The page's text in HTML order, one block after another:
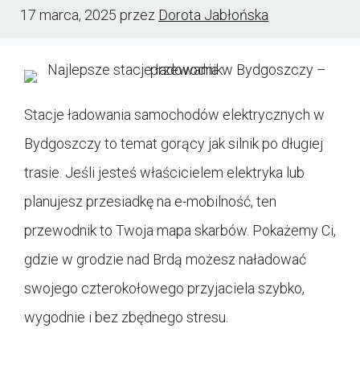
17 marca, 2025 przez Dorota Jabłońska
Stacje ładowania samochodów elektrycznych w
Bydgoszczy to temat gorący jak silnik po długiej
trasie. Jeśli jesteś właścicielem elektryka lub
planujesz przesiadkę na e-mobilność, ten
przewodnik to Twoja mapa skarbów. Pokażemy Ci,
gdzie w grodzie nad Brdą możesz naładować
swojego czterokołowego przyjaciela szybko,
wygodnie i bez zbędnego stresu.